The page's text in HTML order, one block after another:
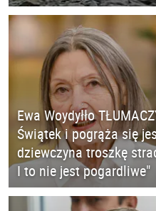
Ewa Woydyłło
Świątek i pogrąża się
dziewczyna troszkę
I to nie jest pogardliwe"